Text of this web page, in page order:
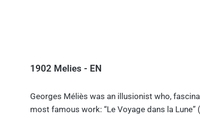
1902 Melies - EN
Georges Méliès was an illusionist who,
most famous work: “Le Voyage dans la Lune”